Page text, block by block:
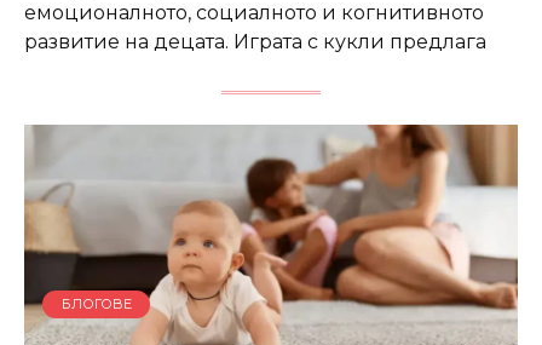
емоционалното, социалното и когнитивното
развитие на децата. Играта с кукли предлага
БЛОГОВЕ